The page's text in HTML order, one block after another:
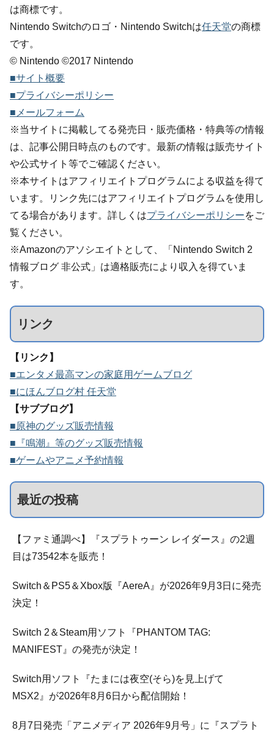
は商標です。
Nintendo Switchのロゴ・Nintendo Switchは任天堂の商標
です。
© Nintendo ©2017 Nintendo
■サイト概要
■プライバシーポリシー
■メールフォーム
※当サイトに掲載してる発売日・販売価格・特典等の情報
は、記事公開日時点のものです。最新の情報は販売サイト
や公式サイト等でご確認ください。
※本サイトはアフィリエイトプログラムによる収益を得て
います。リンク先にはアフィリエイトプログラムを使用し
てる場合があります。詳しくはプライバシーポリシーをご
覧ください。
※Amazonのアソシエイトとして、「Nintendo Switch 2
情報ブログ 非公式」は適格販売により収入を得ていま
す。
リンク
【リンク】
■エンタメ最高マンの家庭用ゲームブログ
■にほんブログ村 任天堂
【サブブログ】
■原神のグッズ販売情報
■『鳴潮』等のグッズ販売情報
■ゲームやアニメ予約情報
最近の投稿
【ファミ通調べ】『スプラトゥーン レイダース』の2週
目は73542本を販売！
Switch＆PS5＆Xbox版『AereA』が2026年9月3日に発売
決定！
Switch 2＆Steam用ソフト『PHANTOM TAG:
MANIFEST』の発売が決定！
Switch用ソフト『たまには夜空(そら)を見上げて
MSX2』が2026年8月6日から配信開始！
8月7日発売「アニメディア 2026年9月号」に『スプラト